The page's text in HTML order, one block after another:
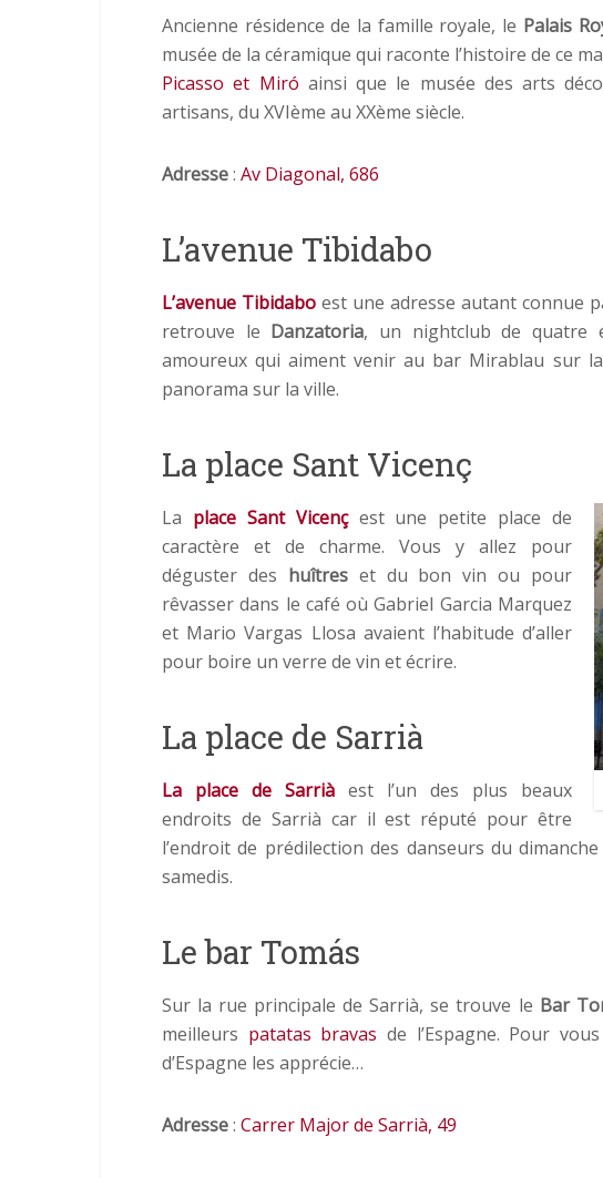
Ancienne résidence de la famille royale, le Palais
musée de la céramique qui raconte l’histoire de ce
Picasso et Miró ainsi que le musée des arts
artisans, du XVIème au XXème siècle.
Adresse: Av Diagonal, 686
L’avenue Tibidabo
L’avenue Tibidabo est une adresse autant connue
retrouve le Danzatoria, un nightclub de quatre
amoureux qui aiment venir au bar Mirablau sur
panorama sur la ville.
La place Sant Vicenç
La place Sant Vicençest une petite place de
caractère et de charme. Vous y allez pour
déguster des huîtreset du bon vin ou pour
rêvasser dans le café où Gabriel Garcia Marquez
et Mario Vargas Llosa avaient l’habitude d’aller
pour boire un verre de vin et écrire.
La place de Sarrià
La place de Sarrià est l’un des plus beaux
endroits de Sarrià car il est réputé pour être
l’endroit de prédilection des danseurs du
samedis.
Le bar Tomás
Sur la rue principale de Sarrià, se trouve le Bar
meilleurs patatas bravas de l’Espagne. Pour
d’Espagne les apprécie…
Adresse: Carrer Major de Sarrià, 49